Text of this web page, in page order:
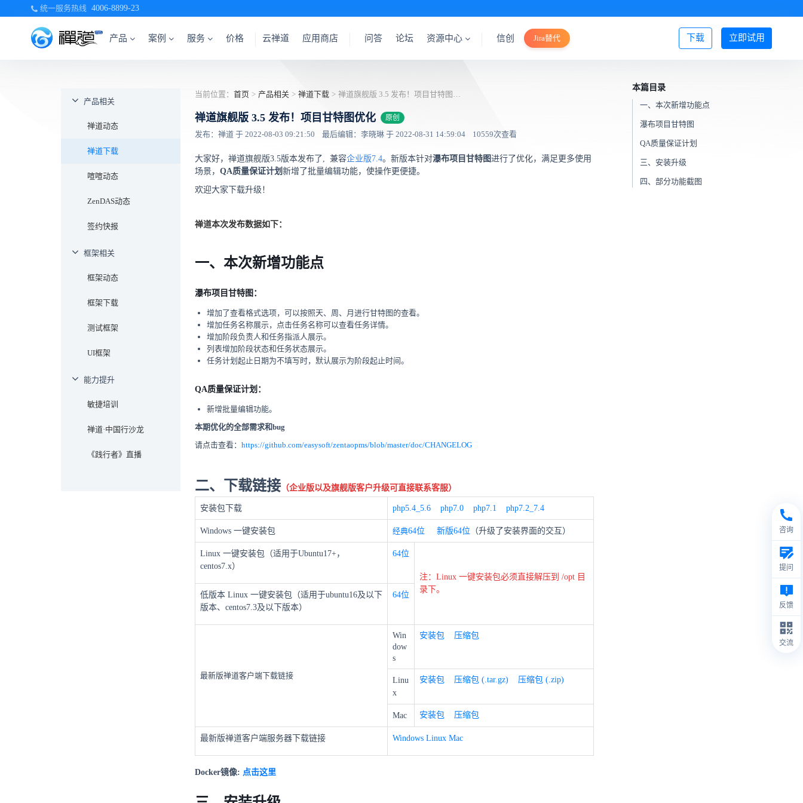
统一服务热线 4006-8899-23
产品 案例 服务 价格 立即试用
下载
云禅道 应用商店 问答 论坛 资源中心 信创 Jira替代 登录/注册
产品相关
禅道动态
禅道下载
喧喧动态
ZenDAS动态
签约快报
框架相关
框架动态
框架下载
测试框架
UI框架
能力提升
敏捷培训
禅道·中国行沙龙
《践行者》直播
当前位置： 首页 > 产品相关 > 禅道下载 > 禅道旗舰版 3.5 发布！项目甘特图优化
禅道旗舰版 3.5 发布！项目甘特图优化 原创
发布：禅道 于 2022-08-03 09:21:50 最后编辑：李晓琳 于 2022-08-31 14:59:04 10559次查看
本篇目录
一、本次新增功能点
瀑布项目甘特图
QA质量保证计划
三、安装升级
四、部分功能截图
大家好，禅道旗舰版3.5版本发布了, 兼容企业版7.4。新版本针对瀑布项目甘特图进行了优化，满足更多使用
场景， QA质量保证计划 新增了批量编辑功能，使操作更便捷。
欢迎大家下载升级！
禅道本次发布数据如下：
一、本次新增功能点
瀑布项目甘特图：
增加了查看格式选项，可以按照天、周、月进行甘特图的查看。
增加任务名称展示，点击任务名称可以查看任务详情。
增加阶段负责人和任务指派人展示。
列表增加阶段状态和任务状态展示。
任务计划起止日期为不填写时，默认展示为阶段起止时间。
QA质量保证计划：
新增批量编辑功能。
本期优化的全部需求和bug
请点击查看： https://github.com/easysoft/zentaopms/blob/master/doc/CHANGELOG
二、下载链接 （企业版以及旗舰版客户升级可直接联系客服）
安装包下载 php5.4_5.6 php7.0 php7.1 php7.2_7.4
Windows 一键安装包 经典64位 新版64位 （升级了安装界面的交互）
Linux 一键安装包（适用于Ubuntu17+，
centos7.x）
64位
注：Linux 一键安装包必须直接解压到 /opt 目
录下。
低版本 Linux 一键安装包（适用于ubuntu16及以下
版本、centos7.3及以下版本）
64位
最新版禅道客户端下载链接
Win
dow
s
安装包 压缩包
Linu
x
安装包 压缩包 (.tar.gz) 压缩包 (.zip)
Mac 安装包 压缩包
最新版禅道客户端服务器下载链接 Windows Linux Mac
Docker镜像: 点击这里
咨询
提问
反馈
交流